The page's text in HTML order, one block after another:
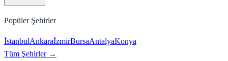
Popüler Şehirler
İstanbulAnkaraİzmirBursaAntalyaKonya
Tüm Şehirler →